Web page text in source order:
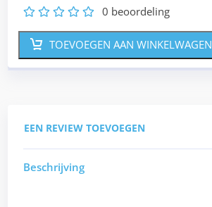
5
4
3
2 0 beoordeling
TOEVOEGEN AAN WINKELWAGEN
EEN REVIEW TOEVOEGEN
Beschrijving